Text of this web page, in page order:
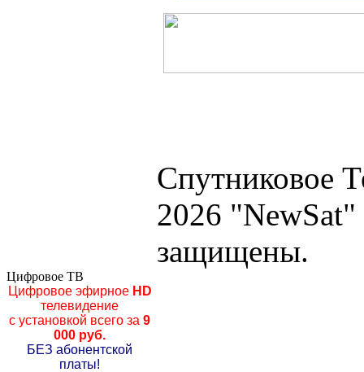
Спутниковое
2026
защищены.
Цифровое ТВ
Цифровое эфирноеHD
телевидение
с установкой всего за 9
000 руб.
БЕЗ абонентской
платы!